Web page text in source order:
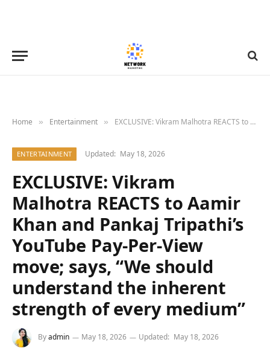
Home » Entertainment » EXCLUSIVE: Vikram Malhotra REACTS to Aamir Khan and Pankaj Tripathi’s YouTube Pay-Per-View move; says, “We should understand the inherent strength of every medium”
ENTERTAINMENT Updated: May 18, 2026
EXCLUSIVE: Vikram
Malhotra REACTS to Aamir
Khan and Pankaj Tripathi’s
YouTube Pay-Per-View
move; says, “We should
understand the inherent
strength of every medium”
Byadmin May 18, 2026 Updated: May 18, 2026